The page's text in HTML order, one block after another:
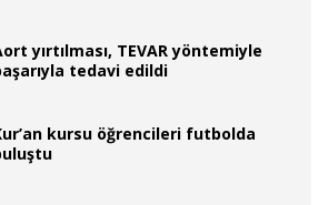
yırtılması, TEVAR yöntemiyle
tedavi edildi
kursu öğrencileri futbolda